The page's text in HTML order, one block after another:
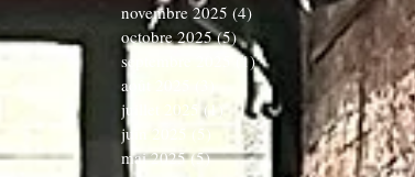
novembre 2025 (4) 4 posts
octobre 2025 (5)5 posts
septembre 2025
(1)1 post
août 2025
3 posts
juillet 2025 (1)
1 post
juin 2025
(5) 5 posts
mai 2025 (5)5 posts